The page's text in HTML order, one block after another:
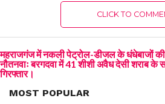
CLICK TO
महराजगंज में नकली पेट्रोल-डीजल के धंधेबाजों
नौतनवाः बरगदवा में 41 शीशी अवैध देसी शराब
गिरफ्तार।
MOST POPULAR